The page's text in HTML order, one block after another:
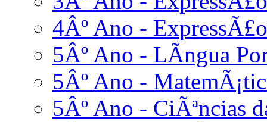
4Âº Ano -
5Âº Ano - LÃ­ngua
5Âº Ano -
5Âº Ano - CiÃªncias